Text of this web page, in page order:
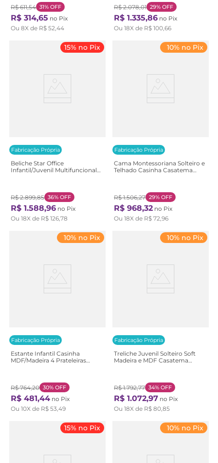
R$ 611,54 31% OFF
R$ 314,65 no Pix
Ou 8X de R$ 52,44
R$ 2.078,01 29% OFF
R$ 1.335,86 no Pix
Ou 18X de R$ 100,66
Fabricação Própria
15% no Pix
Beliche Star Office
Infantil/Juvenil Multifuncional
Branco/Amadeirado Freijó
R$ 2.899,85 36% OFF
R$ 1.588,96 no Pix
Ou 18X de R$ 126,78
Fabricação Própria
10% no Pix
Cama Montessoriana Solteiro e
Telhado Casinha Casatema
R$ 1.506,27 29% OFF
R$ 968,32 no Pix
Ou 18X de R$ 72,96
Fabricação Própria
10% no Pix
Estante Infantil Casinha
MDF/Madeira 4 Prateleiras
R$ 764,20 30% OFF
R$ 481,44 no Pix
Ou 10X de R$ 53,49
Fabricação Própria
10% no Pix
Treliche Juvenil Solteiro Soft
Madeira e MDF Casatema
R$ 1.792,77 34% OFF
R$ 1.072,97 no Pix
Ou 18X de R$ 80,85
15% no Pix 10% no Pix